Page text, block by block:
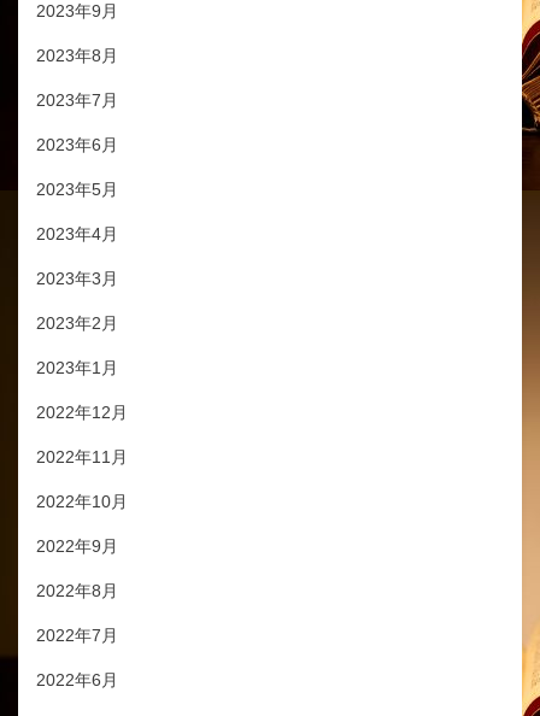
2023年9月
2023年8月
2023年7月
2023年6月
2023年5月
2023年4月
2023年3月
2023年2月
2023年1月
2022年12月
2022年11月
2022年10月
2022年9月
2022年8月
2022年7月
2022年6月